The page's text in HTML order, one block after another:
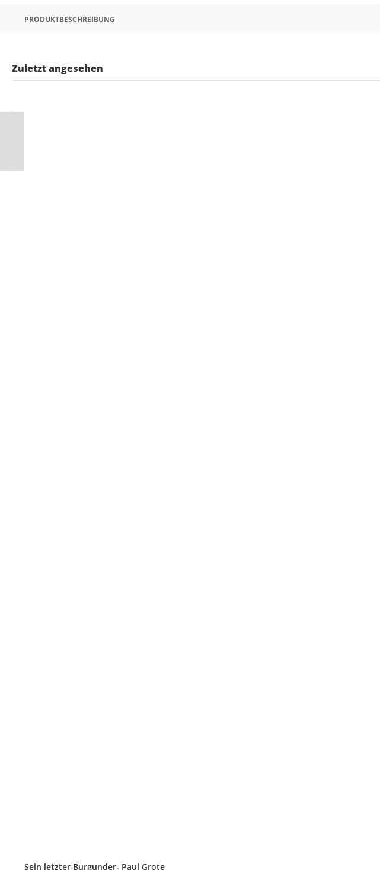
PRODUKTBESCHREIBUNG
Zuletzt angesehen
Sein letzter Burgunder- Paul Grote